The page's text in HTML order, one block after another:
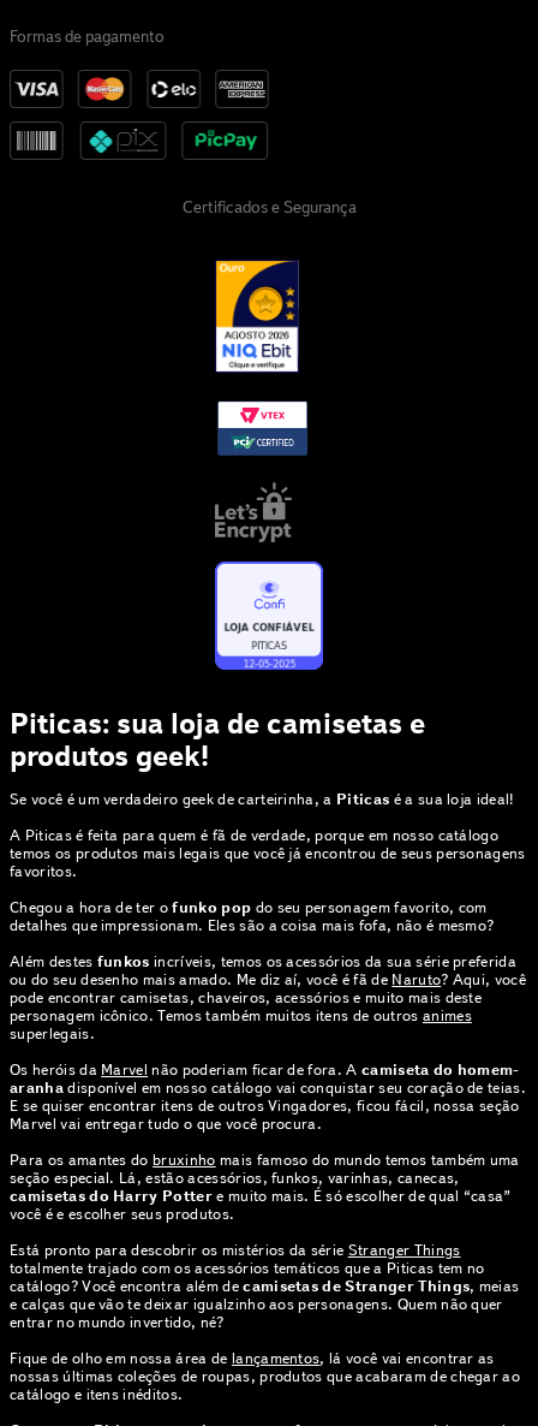
Formas de pagamento
Certificados e Segurança
Piticas: sua loja de camisetas e
produtos geek!
Se você é um verdadeiro geek de carteirinha, a Piticas é a sua loja ideal!
A Piticas é feita para quem é fã de verdade, porque em nosso catálogo
temos os produtos mais legais que você já encontrou de seus personagens
favoritos.
Chegou a hora de ter ofunko pop do seu personagem favorito, com
detalhes que impressionam. Eles são a coisa mais fofa, não é mesmo?
Além destes funkos incríveis, temos os acessórios da sua série preferida
ou do seu desenho mais amado. Me diz aí, você é fã de Naruto? Aqui, você
pode encontrar camisetas, chaveiros, acessórios e muito mais deste
personagem icônico. Temos também muitos itens de outros animes
superlegais.
Os heróis da Marvel não poderiam ficar de fora. Acamiseta do homem-
aranhadisponível em nosso catálogo vai conquistar seu coração de teias.
E se quiser encontrar itens de outros Vingadores, ficou fácil, nossa seção
Marvel vai entregar tudo o que você procura.
Para os amantes dobruxinho mais famoso do mundo temos também uma
seção especial. Lá, estão acessórios, funkos, varinhas, canecas,
camisetas do Harry Potter e muito mais. É só escolher de qual “casa”
você é e escolher seus produtos.
Está pronto para descobrir os mistérios da série Stranger Things
totalmente trajado com os acessórios temáticos que a Piticas tem no
catálogo? Você encontra além decamisetas de Stranger Things, meias
e calças que vão te deixar igualzinho aos personagens. Quem não quer
entrar no mundo invertido, né?
Fique de olho em nossa área de lançamentos, lá você vai encontrar as
nossas últimas coleções de roupas, produtos que acabaram de chegar ao
catálogo e itens inéditos.